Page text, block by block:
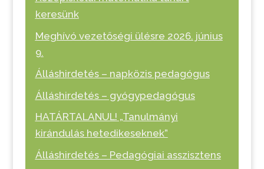
keresünk
Meghívó vezetőségi ülésre 2026. június
9.
Álláshirdetés – napközis pedagógus
Álláshirdetés – gyógypedagógus
HATÁRTALANUL! „Tanulmányi
kirándulás hetedikeseknek”
Álláshirdetés – Pedagógiai asszisztens